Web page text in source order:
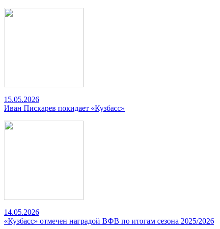
15.05.2026
Иван Пискарев покидает «Кузбасс»
14.05.2026
«Кузбасс» отмечен наградой ВФВ по итогам сезона 2025/2026